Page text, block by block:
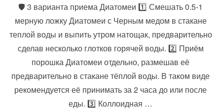
🛡️ 3 варианта приема Диатомеи 1️⃣ Смешать 0.5-1
мерную ложку Диатомеи с Черным медом в стакане
теплой воды и выпить утром натощак, предварительно
сделав несколько глотков горячей воды. 2️⃣ Приём
порошка Диатомеи отдельно, размешав её
предварительно в стакане тёплой воды. В таком виде
рекомендуется её принимать за 2 часа до или после
еды. 3️⃣ Коллоидная …